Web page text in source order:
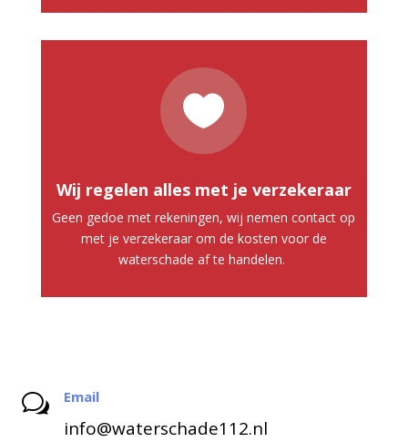

Wij regelen alles met je verzekeraar
Geen gedoe met rekeningen, wij nemen contact op
met je verzekeraar om de kosten voor de
waterschade af te handelen.
w Email
info@waterschade112.nl